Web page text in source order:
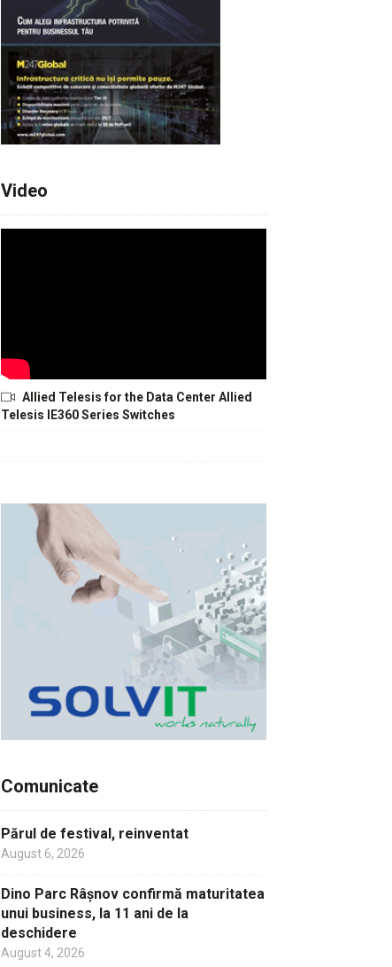
Video
Allied Telesis for the Data Center Allied
Telesis IE360 Series Switches
Comunicate
Părul de festival, reinventat
August 6, 2026
Dino Parc Râșnov confirmă maturitatea
unui business, la 11 ani de la
deschidere
August 4, 2026